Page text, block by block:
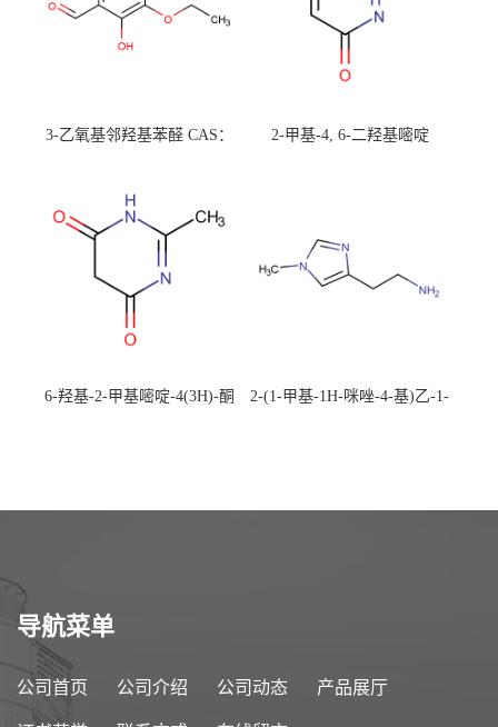
3-乙氧基邻羟基苯醛 CAS：
校可先用后付
2-甲基-4, 6-二羟基嘧啶
6-羟基-2-甲基嘧啶-4(3H)-酮
2-(1-甲基-1H-咪唑-4-基)乙-1-
导航菜单
公司首页 公司介绍 公司动态 产品展厅